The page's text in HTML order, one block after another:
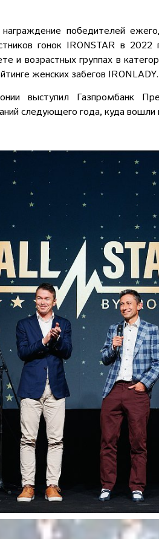
победителей
гонок IRONSTAR в
и возрастных группах в
женских забегов IRONLADY.
выступил Газпромбанк
следующего года, куда